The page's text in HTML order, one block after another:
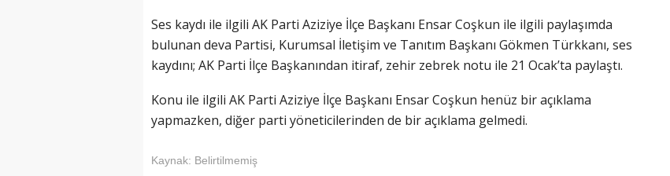
Ses kaydı ile ilgili AK Parti Aziziye İlçe Başkanı Ensar Coşkun ile ilgili paylaşımda
bulunan deva Partisi, Kurumsal İletişim ve Tanıtım Başkanı Gökmen Türkkanı, ses
kaydını; AK Parti İlçe Başkanından itiraf, zehir zebrek notu ile 21 Ocak’ta paylaştı.
Konu ile ilgili AK Parti Aziziye İlçe Başkanı Ensar Coşkun henüz bir açıklama
yapmazken, diğer parti yöneticilerinden de bir açıklama gelmedi.
Kaynak: Belirtilmemiş